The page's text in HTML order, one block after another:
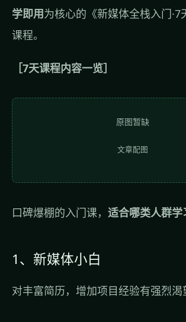
学即用为核心的《新媒体全栈入门·7
课程。
［7天课程内容一览］
原图暂缺
文章配图
口碑爆棚的入门课， 适合哪类人群学
1、新媒体小白
对丰富简历，增加项目经验有强烈渴